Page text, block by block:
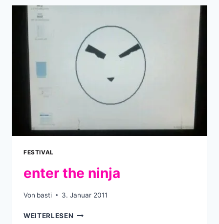
FESTIVAL
enter the ninja
Von basti 3. Januar 2011
WEITERLESEN ENTER